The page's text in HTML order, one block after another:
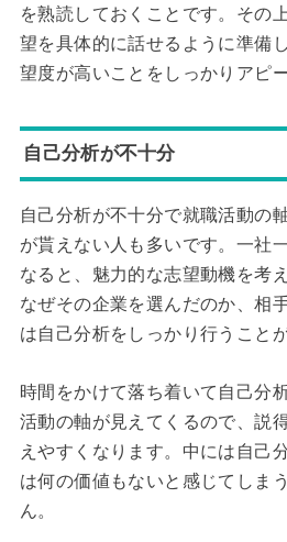
を熟読しておくことです。その
望を具体的に話せるように準備
望度が高いことをしっかりアピ
自己分析が不十分
自己分析が不十分で就職活動の
が貰えない人も多いです。一社
なると、魅力的な志望動機を考
なぜその企業を選んだのか、相
は自己分析をしっかり行うこと
時間をかけて落ち着いて自己分
活動の軸が見えてくるので、説
えやすくなります。中には自己
は何の価値もないと感じてしま
ん。